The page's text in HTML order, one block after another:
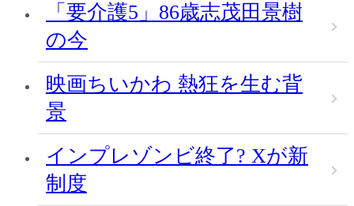
「要介護5」86歳志茂田景樹
の今
映画ちいかわ 熱狂を生む背
景
インプレゾンビ終了? Xが新
制度